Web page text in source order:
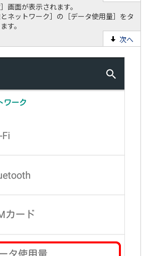
］画面が表示されます。
とネットワーク］の［データ使用量］をタ
す。
次へ